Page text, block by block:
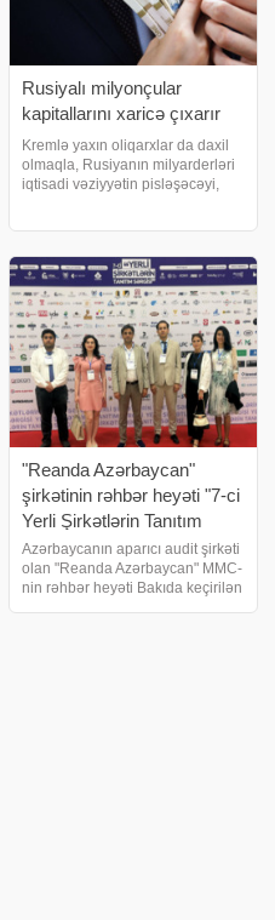
Rusiyalı milyonçular
kapitallarını xaricə çıxarır
Kremlə yaxın oliqarxlar da daxil
olmaqla, Rusiyanın milyarderləri
iqtisadi vəziyyətin pisləşəcəyi,
biləcəyi ilə bağlı narahatlıqlar
fonund
"Reanda Azərbaycan"
şirkətinin rəhbər heyəti "7-ci
Yerli Şirkətlərin Tanıtım
Sərgisi"ni ziyarət edib -
FOTO
Azərbaycanın aparıcı audit şirkəti
olan "Reanda Azərbaycan" MMC-
nin rəhbər heyəti Bakıda keçirilən